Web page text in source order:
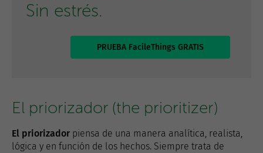
Sin estrés.
PRUEBA FacileThings GRATIS
El priorizador (the prioritizer)
El priorizador piensa de una manera analítica, realista,
lógica y en función de los hechos. Siempre trata de